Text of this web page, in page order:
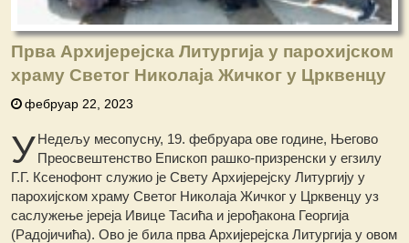
Прва Архијерејска Литургија у парохијском
храму Светог Николаја Жичког у Црквенцу
фебруар 22, 2023
УНедељу месопусну, 19. фебруара ове године, Његово
Преосвештенство Епископ рашко-призренски у егзилу
Г.Г. Ксенофонт служио је Свету Архијерејску Литургију у
парохијском храму Светог Николаја Жичког у Црквенцу уз
саслужење јереја Ивице Тасића и јерођакона Георгија
(Радојичића). Ово је била прва Архијерејска Литургија у овом